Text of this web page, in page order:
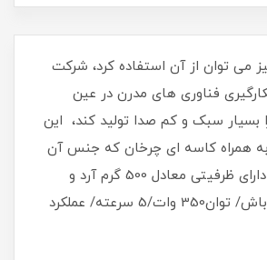
می توان از آن استفاده کرد، شرکت
فناوری های مدرن در عین
بسیار سبک و کم صدا تولید کند، این
همراه کاسه ای چرخان که جنس آن
از پلاستیک است دارای ظرفیتی معادل 500 گرم آرد و
ترکیبات دیگر می باش/ توان350 وات/5 سرعته/ عملکرد